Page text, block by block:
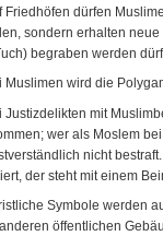
Friedhöfen dürfen
sondern erhalten
begraben werden
Muslimen wird die
Justizdelikten mit
wer als Moslem
nicht
der steht mit einem
Symbole werden
öffentlichen